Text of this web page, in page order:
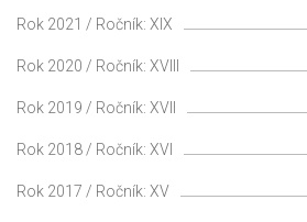
Rok 2021 / Ročník: XIX
Rok 2020 / Ročník: XVIII
Rok 2019 / Ročník: XVII
Rok 2018 / Ročník: XVI
Rok 2017 / Ročník: XV